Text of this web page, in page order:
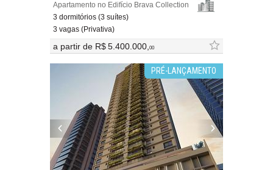
Apartamento no Edifício Brava Collection
3 dormitórios (3 suítes)
3 vagas (Privativa)
a partir de R$ 5.400.000,00
PRÉ-LANÇAMENTO